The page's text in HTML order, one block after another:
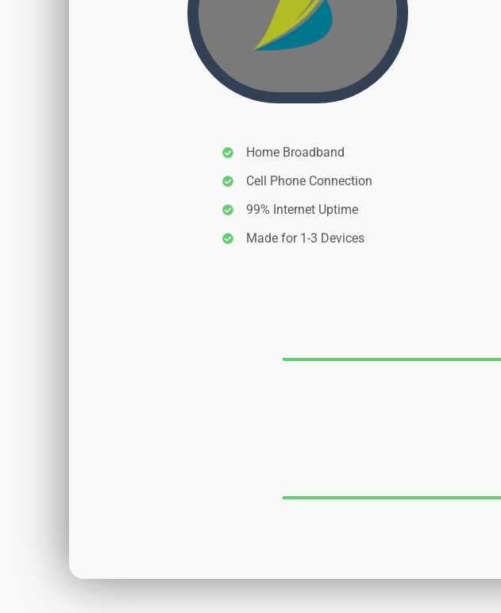
Home Broadband
Cell Phone Connection
99% Internet Uptime
Made for 1-3 Devices